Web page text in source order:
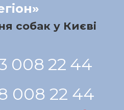
собак у Києві
008 22 44
008 22 44